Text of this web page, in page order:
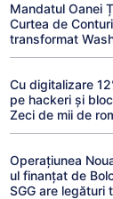
Mandatul Oanei
Curtea de
transformat
Cu digitalizare
pe hackeri și
Zeci de mii de
Operațiunea
ul finanțat de
SGG are legături